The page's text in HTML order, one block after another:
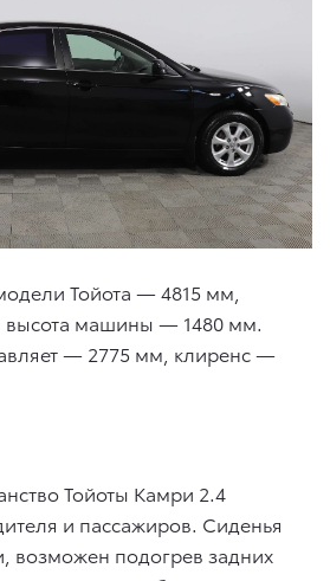
Тойота — 4815 мм,
машины — 1480 мм.
— 2775 мм, клиренс —
Тойоты Камри 2.4
и пассажиров. Сиденья
возможен подогрев задних